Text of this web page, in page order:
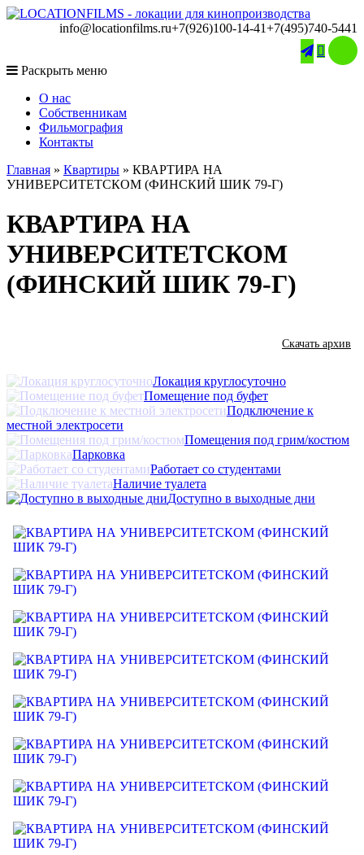
info@locationfilms.ru+7(926)100-14-41+7(495)740-5441

Раскрыть меню
O нас
Собственникам
Фильмография
Контакты
Главная » Квартиры » КВАРТИРА НА
УНИВЕРСИТЕТСКОМ (ФИНСКИЙ ШИК 79-Г)
КВАРТИРА НА
УНИВЕРСИТЕТСКОМ
(ФИНСКИЙ ШИК 79-Г)
Скачать архив
Локация круглосуточно
Помещение под буфет
Подключение к
местной электросети
Помещения под грим/костюм
Парковка
Работает со студентами
Наличие туалета
Доступно в выходные дни